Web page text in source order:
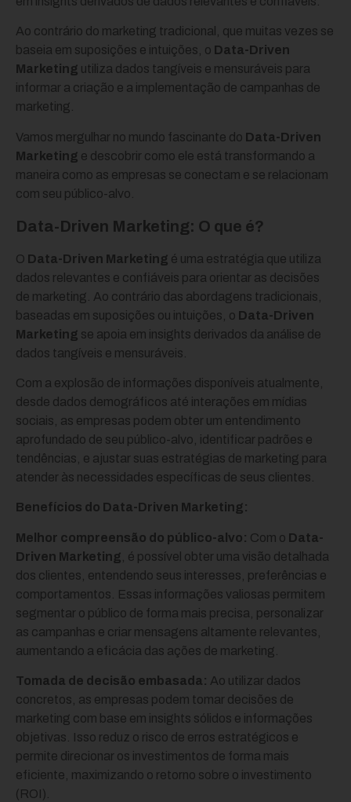
Ao contrário do marketing tradicional, que muitas vezes se
baseia em suposições e intuições, o Data-Driven
Marketing utiliza dados tangíveis e mensuráveis para
informar a criação e a implementação de campanhas de
marketing.
Vamos mergulhar no mundo fascinante do Data-Driven
Marketing e descobrir como ele está transformando a
maneira como as empresas se conectam e se relacionam
com seu público-alvo.
Data-Driven Marketing: O que é?
O Data-Driven Marketing é uma estratégia que utiliza
dados relevantes e confiáveis para orientar as decisões
de marketing. Ao contrário das abordagens tradicionais,
baseadas em suposições ou intuições, o Data-Driven
Marketing se apoia em insights derivados da análise de
dados tangíveis e mensuráveis.
Com a explosão de informações disponíveis atualmente,
desde dados demográficos até interações em mídias
sociais, as empresas podem obter um entendimento
aprofundado de seu público-alvo, identificar padrões e
tendências, e ajustar suas estratégias de marketing para
atender às necessidades específicas de seus clientes.
Benefícios do Data-Driven Marketing:
Melhor compreensão do público-alvo: Com o Data-
Driven Marketing , é possível obter uma visão detalhada
dos clientes, entendendo seus interesses, preferências e
comportamentos. Essas informações valiosas permitem
segmentar o público de forma mais precisa, personalizar
as campanhas e criar mensagens altamente relevantes,
aumentando a eficácia das ações de marketing.
Tomada de decisão embasada: Ao utilizar dados
concretos, as empresas podem tomar decisões de
marketing com base em insights sólidos e informações
objetivas. Isso reduz o risco de erros estratégicos e
permite direcionar os investimentos de forma mais
eficiente, maximizando o retorno sobre o investimento
(ROI).